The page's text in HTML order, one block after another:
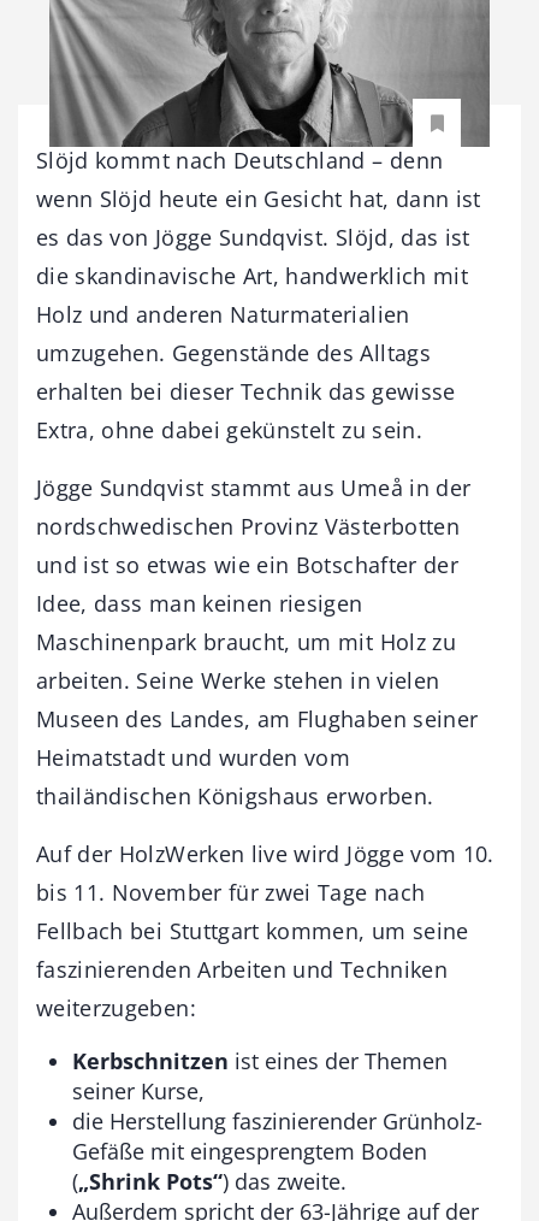
Slöjd kommt nach Deutschland – denn
wenn Slöjd heute ein Gesicht hat, dann ist
es das von Jögge Sundqvist. Slöjd, das ist
die skandinavische Art, handwerklich mit
Holz und anderen Naturmaterialien
umzugehen. Gegenstände des Alltags
erhalten bei dieser Technik das gewisse
Extra, ohne dabei gekünstelt zu sein.
Jögge Sundqvist stammt aus Umeå in der
nordschwedischen Provinz Västerbotten
und ist so etwas wie ein Botschafter der
Idee, dass man keinen riesigen
Maschinenpark braucht, um mit Holz zu
arbeiten. Seine Werke stehen in vielen
Museen des Landes, am Flughaben seiner
Heimatstadt und wurden vom
thailändischen Königshaus erworben.
Auf der HolzWerken live wird Jögge vom 10.
bis 11. November für zwei Tage nach
Fellbach bei Stuttgart kommen, um seine
faszinierenden Arbeiten und Techniken
weiterzugeben:
Kerbschnitzen ist eines der Themen
seiner Kurse,
die Herstellung faszinierender Grünholz-
Gefäße mit eingesprengtem Boden
(„Shrink Pots“) das zweite.
Außerdem spricht der 63-Jährige auf der